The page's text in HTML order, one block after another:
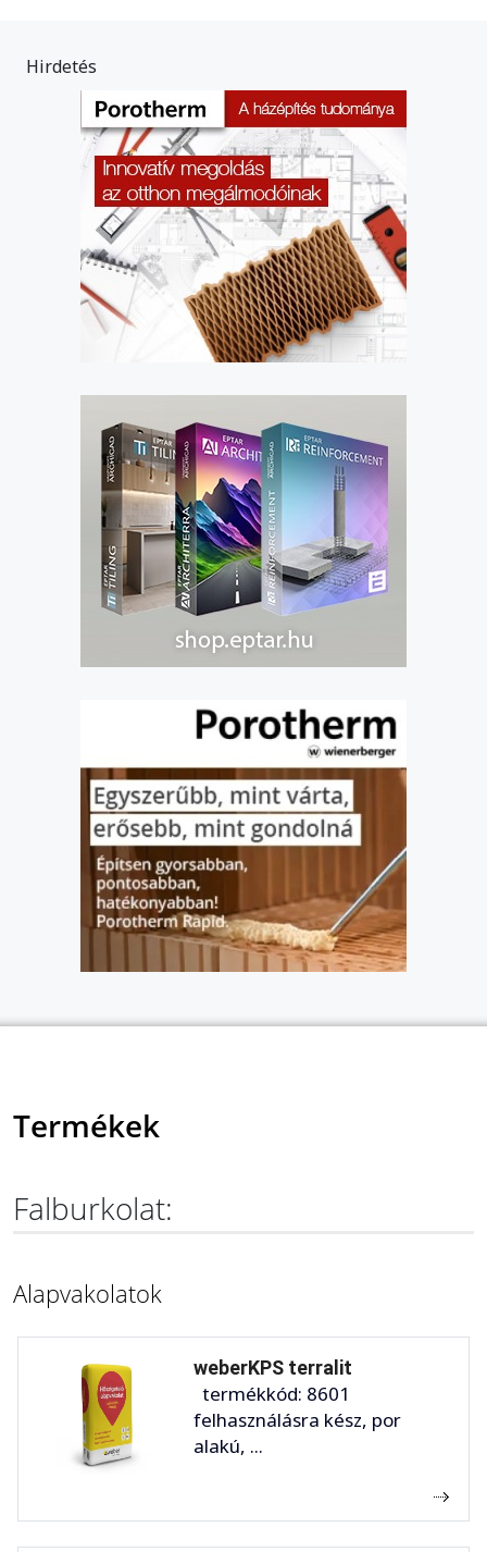
Hirdetés
Termékek
Falburkolat:
Alapvakolatok
weberKPS terralit
termékkód: 8601
felhasználásra kész, por
alakú, ...